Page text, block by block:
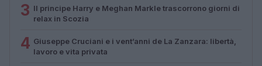
3 Il principe Harry e Meghan Markle trascorrono giorni di
relax in Scozia
4 Giuseppe Cruciani e i vent’anni de La Zanzara: libertà,
lavoro e vita privata